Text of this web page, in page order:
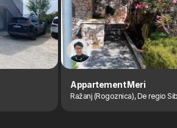
Appartement Meri
Ražanj (Rogoznica), De regio